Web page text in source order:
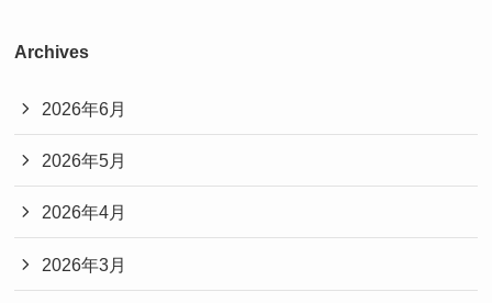
Archives
2026年6月
2026年5月
2026年4月
2026年3月